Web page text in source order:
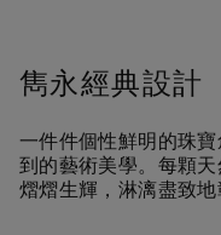
雋永經典設計
一件件個性鮮明的珠
到的藝術美學。每顆
熠熠生輝，淋漓盡致地